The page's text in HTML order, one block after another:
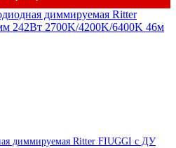
диммируемая Ritter FIUGGI с ДУ